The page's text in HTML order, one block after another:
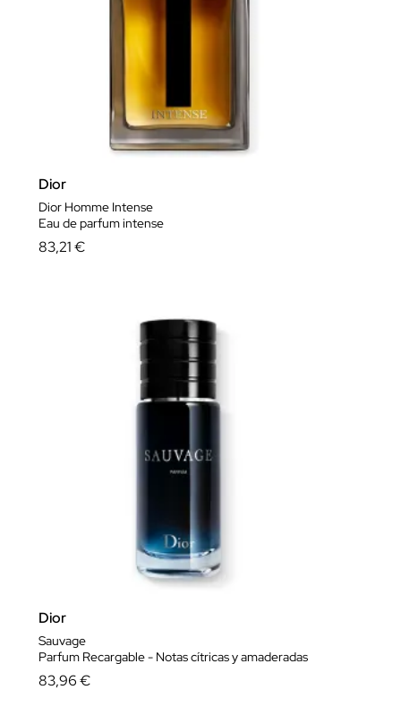
Dior
Dior Homme Intense
Eau de parfum intense
83,21 €
Dior
Sauvage
Parfum Recargable - Notas cítricas y amaderadas
83,96 €